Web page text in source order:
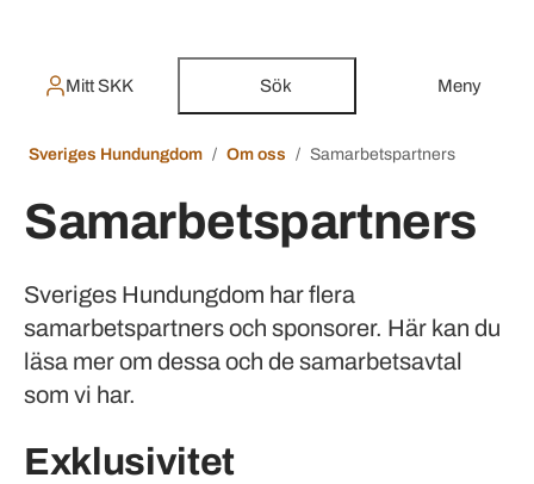
Mitt SKK Sök Meny
Sveriges Hundungdom Om oss Samarbetspartners
Samarbetspartners
Sveriges Hundungdom har flera
samarbetspartners och sponsorer. Här kan du
läsa mer om dessa och de samarbetsavtal
som vi har.
Exklusivitet